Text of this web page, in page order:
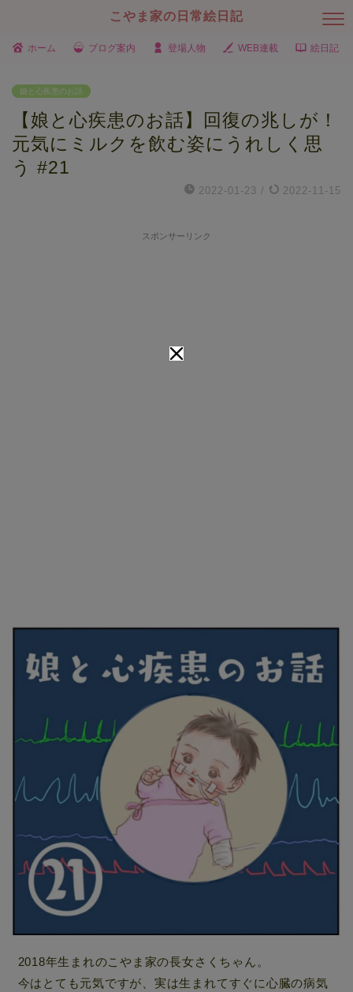
こやま家の日常絵日記
ホーム ブログ案内 登場人物 WEB連載 絵日記
娘と心疾患のお話
【娘と心疾患のお話】回復の兆しが！
元気にミルクを飲む姿にうれしく思
う #21
2022-01-23 / 2022-11-15
スポンサーリンク
2018年生まれのこやま家の長女さくちゃん。
今はとても元気ですが、実は生まれてすぐに心臓の病気